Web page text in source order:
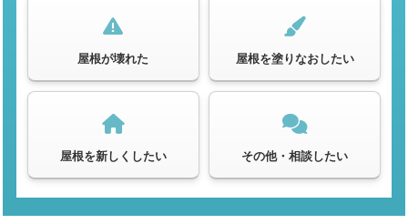
屋根が壊れた 屋根を塗りなおしたい
屋根を新しくしたい その他・相談したい